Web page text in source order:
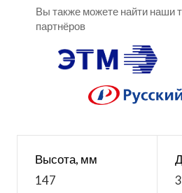
Вы также можете найти наши
партнёров
Высота, мм
147